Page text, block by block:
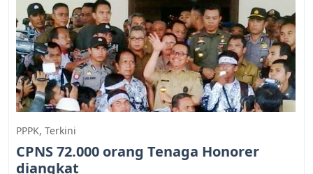
PPPK, Terkini
CPNS 72.000 orang Tenaga Honorer
diangkat